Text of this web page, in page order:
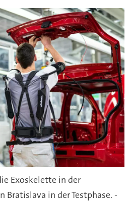
Exoskelette in der
Bratislava in der Testphase. -